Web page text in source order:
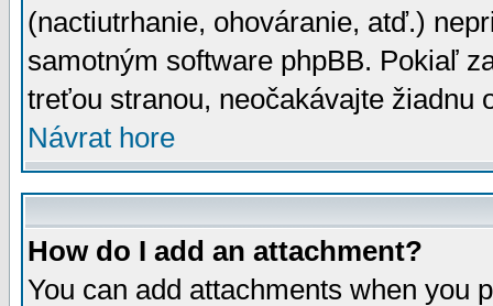
(nactiutrhanie, ohováranie, atď.)
samotným software phpBB. Pokiaľ
treťou stranou, neočakávajte žiadnu
Návrat hore
How do I add an attachment?
You can add attachments when you